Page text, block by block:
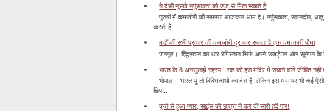
ये देसी नुस्खे नपुंसकता को जड़ से मिटा सकते हैं
पुरुषों में कमजोरी की समस्या आजकल आम है। नपुंसकता, स्वप्नदोष, धातु
करती हैं। ...
मर्दों की सभी प्रकार की कमजोरी दूर कर सकता है एक चमत्‍कारी पौधा
जयपुर। हिंदुस्‍तान का थार रेगिस्‍तान सिर्फ अपने उजड़ेपन और सूनेपन के
भारत के 6 अनसुलझे रहस्य...रात को इस मंदिर में रुकने वाले जीवित नहीं
भोपाल। भारत यूं तो विविधताओं का देश है, लेकिन इस धरा पर भी कई
छिप...
कुत्ते से हुआ प्यार, साइंस की छात्रा ने कर दी सारी हदें पार!